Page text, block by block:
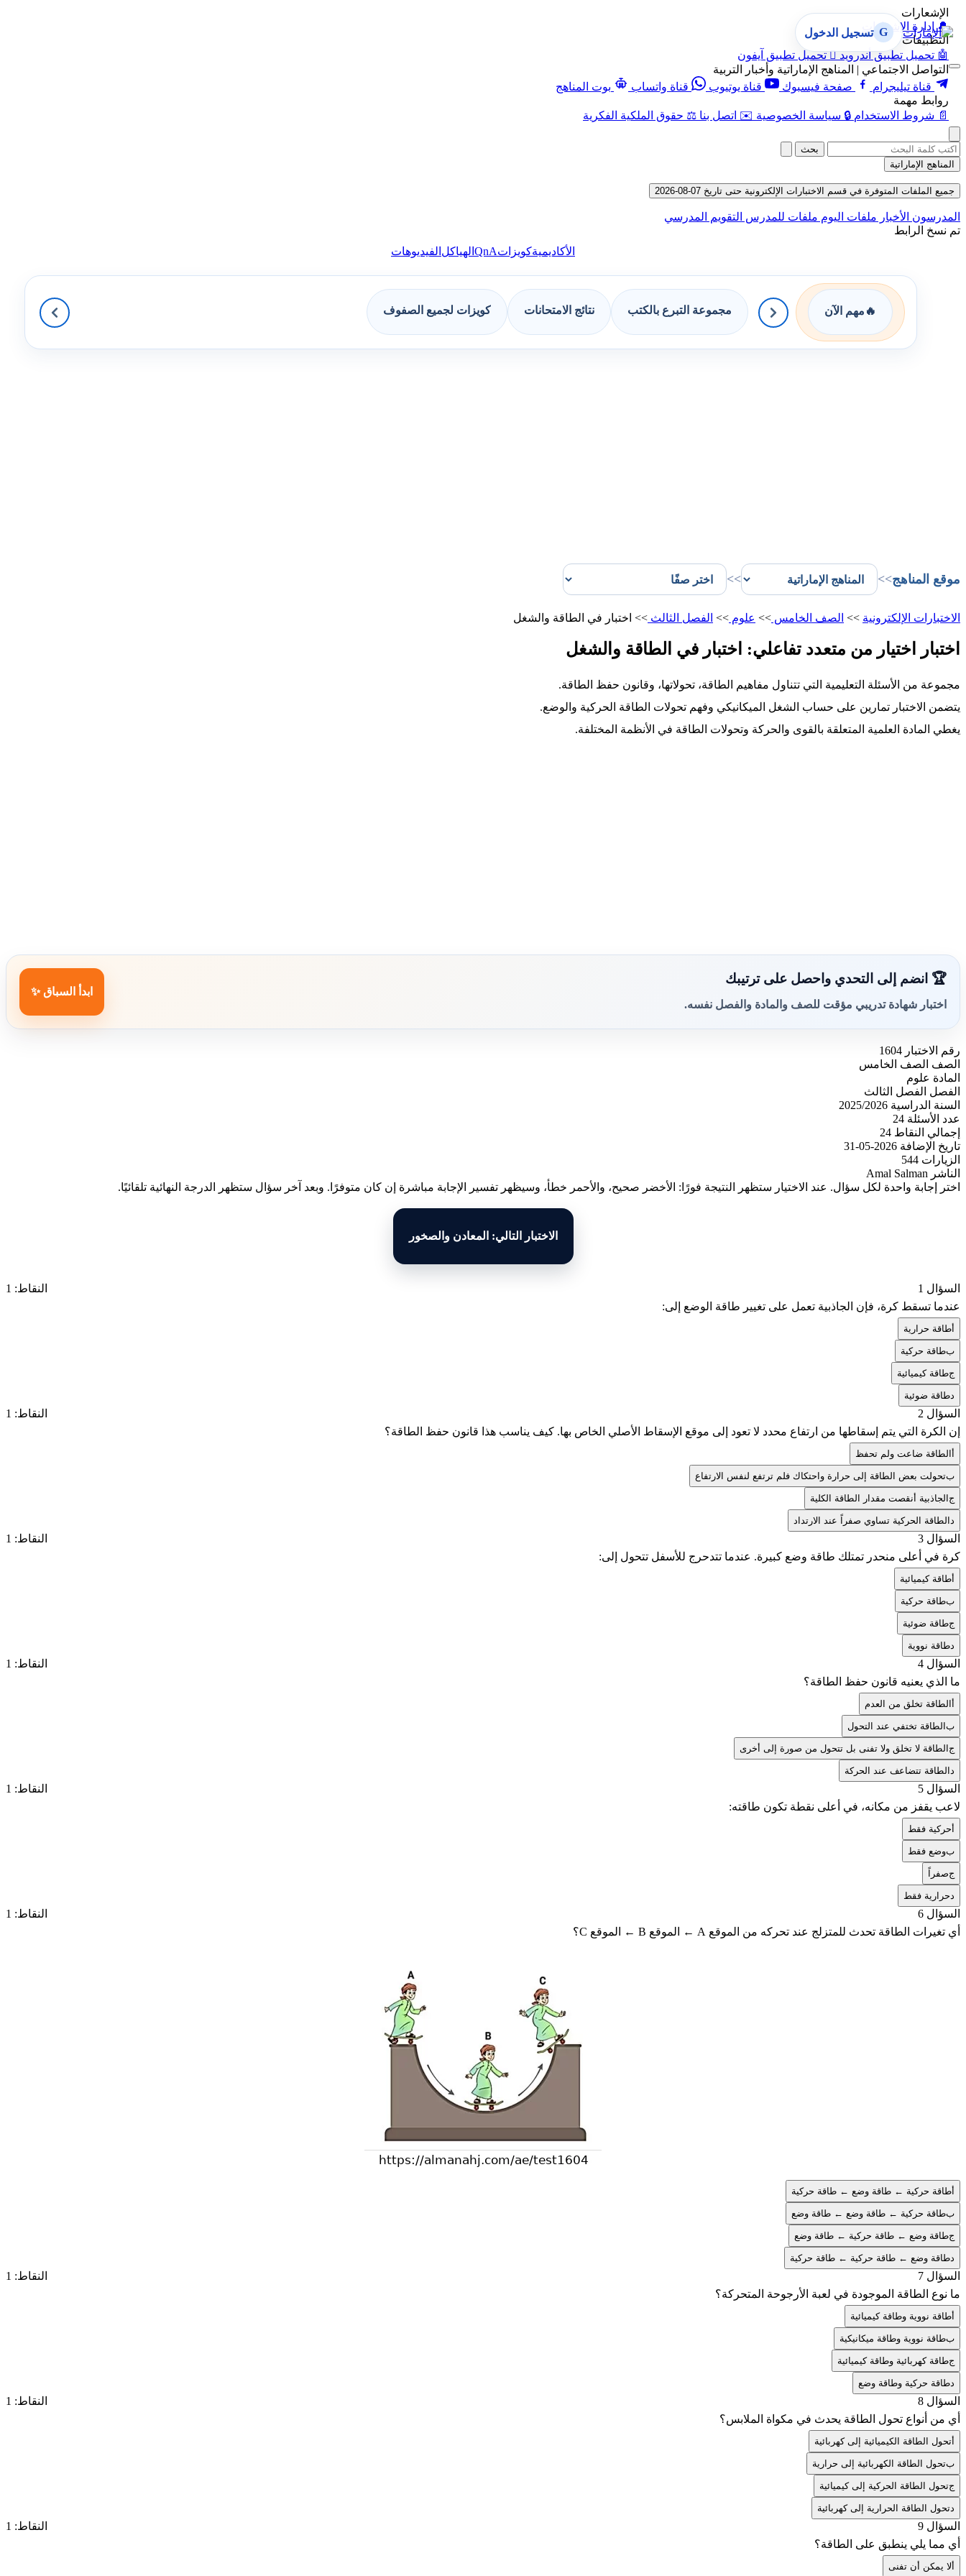
الإشعارات
🔔 إدارة الإشعارات
التطبيقات
🤖 تحميل تطبيق أندرويد  تحميل تطبيق آيفون
التواصل الاجتماعي | المناهج الإماراتية وأخبار التربية
قناة تيليجرام
صفحة فيسبوك قناة يوتيوب قناة واتساب
بوت المناهج
روابط مهمة
📄 شروط الاستخدام 🔒 سياسة الخصوصية ✉️ اتصل بنا ⚖️ حقوق الملكية الفكرية
G تسجيل الدخول
بحث
المناهج الإماراتية
جميع الملفات المتوفرة في قسم الاختبارات الإلكترونية حتى تاريخ 07-08-2026
المدرسون الأخبار ملفات اليوم ملفات للمدرس التقويم المدرسي
تم نسخ الرابط
الأكاديميةكويزاتQnA الهياكل الفيديوهات
🔥 مهم الآن مجموعة التبرع بالكتب نتائج الامتحانات كويزات لجميع الصفوف
موقع المناهج>>
>>
الاختبارات الإلكترونية >> الصف الخامس >> علوم >> الفصل الثالث >> اختبار في الطاقة والشغل
اختبار اختيار من متعدد تفاعلي: اختبار في الطاقة والشغل
مجموعة من الأسئلة التعليمية التي تتناول مفاهيم الطاقة، تحولاتها، وقانون حفظ الطاقة.
يتضمن الاختبار تمارين على حساب الشغل الميكانيكي وفهم تحولات الطاقة الحركية والوضع.
يغطي المادة العلمية المتعلقة بالقوى والحركة وتحولات الطاقة في الأنظمة المختلفة.
🏆 انضم إلى التحدي واحصل على ترتيبك
اختبار شهادة تدريبي مؤقت للصف والمادة والفصل نفسه.
ابدأ السباق ✨
رقم الاختبار 1604
الصف الصف الخامس
المادة علوم
الفصل الفصل الثالث
السنة الدراسية 2025/2026
عدد الأسئلة 24
إجمالي النقاط 24
تاريخ الإضافة 2026-05-31
الزيارات 544
الناشر Amal Salman
اختر إجابة واحدة لكل سؤال. عند الاختيار ستظهر النتيجة فورًا: الأخضر صحيح، والأحمر خطأ، وسيظهر تفسير الإجابة مباشرة إن كان متوفرًا. وبعد آخر سؤال ستظهر الدرجة النهائية تلقائيًا.
الاختبار التالي: المعادن والصخور
السؤال 1
النقاط: 1
عندما تسقط كرة، فإن الجاذبية تعمل على تغيير طاقة الوضع إلى:
أطاقة حرارية
بطاقة حركية
جطاقة كيميائية
دطاقة ضوئية
السؤال 2
النقاط: 1
إن الكرة التي يتم إسقاطها من ارتفاع محدد لا تعود إلى موقع الإسقاط الأصلي الخاص بها. كيف يناسب هذا قانون حفظ الطاقة؟
أ الطاقة ضاعت ولم تحفظ
بتحولت بعض الطاقة إلى حرارة واحتكاك فلم ترتفع لنفس الارتفاع
ج الجاذبية أنقصت مقدار الطاقة الكلية
د الطاقة الحركية تساوي صفراً عند الارتداد
السؤال 3
النقاط: 1
كرة في أعلى منحدر تمتلك طاقة وضع كبيرة. عندما تتدحرج للأسفل تتحول إلى:
أطاقة كيميائية
بطاقة حركية
جطاقة ضوئية
دطاقة نووية
السؤال 4
النقاط: 1
ما الذي يعنيه قانون حفظ الطاقة؟
أ الطاقة تخلق من العدم
ب الطاقة تختفي عند التحول
ج الطاقة لا تخلق ولا تفنى بل تتحول من صورة إلى أخرى
د الطاقة تتضاعف عند الحركة
السؤال 5
النقاط: 1
لاعب يقفز من مكانه، في أعلى نقطة تكون طاقته:
أحركية فقط
بوضع فقط
جصفراً
د حرارية فقط
السؤال 6
النقاط: 1
أي تغيرات الطاقة تحدث للمتزلج عند تحركه من الموقع A ← الموقع B ← الموقع C؟
أطاقة حركية ← طاقة وضع ← طاقة حركية
بطاقة حركية ← طاقة وضع ← طاقة وضع
جطاقة وضع ← طاقة حركية ← طاقة وضع
دطاقة وضع ← طاقة حركية ← طاقة حركية
السؤال 7
النقاط: 1
ما نوع الطاقة الموجودة في لعبة الأرجوحة المتحركة؟
أطاقة نووية وطاقة كيميائية
بطاقة نووية وطاقة ميكانيكية
جطاقة كهربائية وطاقة كيميائية
دطاقة حركية وطاقة وضع
السؤال 8
النقاط: 1
أي من أنواع تحول الطاقة يحدث في مكواة الملابس؟
أتحول الطاقة الكيميائية إلى كهربائية
بتحول الطاقة الكهربائية إلى حرارية
جتحول الطاقة الحركية إلى كيميائية
دتحول الطاقة الحرارية إلى كهربائية
السؤال 9
النقاط: 1
أي مما يلي ينطبق على الطاقة؟
ألا يمكن أن تفنى